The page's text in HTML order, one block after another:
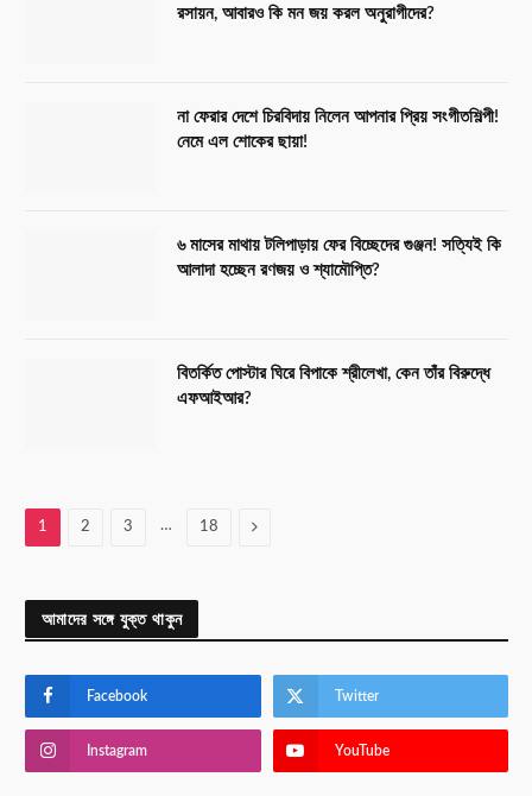
রসায়ন, আবারও কি মন জয় করল অনুরাগীদের?
না ফেরার দেশে চিরবিদায় নিলেন আপনার প্রিয় সংগীতশিল্পী!
নেমে এল শোকের ছায়া!
৬ মাসের মাথায় টলিপাড়ায় ফের বিচ্ছেদের গুঞ্জন! সত্যিই কি
আলাদা হচ্ছেন রণজয় ও শ্যামৌপ্তি?
বিতর্কিত পোস্টার ঘিরে বিপাকে শ্রীলেখা, কেন তাঁর বিরুদ্ধে
এফআইআর?
1 2 3 … 18 Next
আমাদের সঙ্গে যুক্ত থাকুন
Facebook Twitter
Instagram YouTube